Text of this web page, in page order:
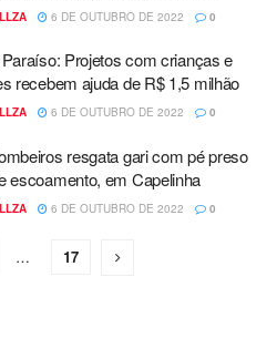
6 DE OUTUBRO DE 2022 0
Projetos com crianças e
recebem ajuda de R$ 1,5 milhão
6 DE OUTUBRO DE 2022 0
resgata gari com pé preso
escoamento, em Capelinha
6 DE OUTUBRO DE 2022 0
… 17